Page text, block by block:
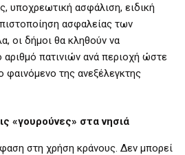
υποχρεωτική ασφάλιση, ειδική
ασφαλείας των
οι δήμοι θα κληθούν να
πατινιών ανά περιοχή ώστε
φαινόμενο της ανεξέλεγκτης
«γουρούνες» στα νησιά
στη χρήση κράνους. Δεν μπορεί